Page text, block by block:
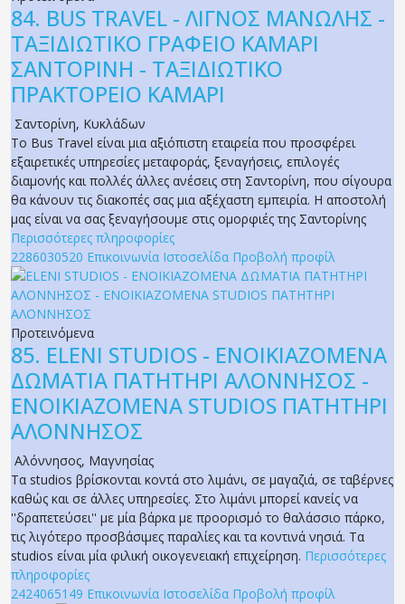
84. BUS TRAVEL - ΛΙΓΝΟΣ ΜΑΝΩΛΗΣ -
ΤΑΞΙΔΙΩΤΙΚΟ ΓΡΑΦΕΙΟ ΚΑΜΑΡΙ
ΣΑΝΤΟΡΙΝΗ - ΤΑΞΙΔΙΩΤΙΚΟ
ΠΡΑΚΤΟΡΕΙΟ ΚΑΜΑΡΙ
Σαντορίνη, Κυκλάδων
Το Bus Travel είναι μια αξιόπιστη εταιρεία που προσφέρει
εξαιρετικές υπηρεσίες μεταφοράς, ξεναγήσεις, επιλογές
διαμονής και πολλές άλλες ανέσεις στη Σαντορίνη, που σίγουρα
θα κάνουν τις διακοπές σας μια αξέχαστη εμπειρία. Η αποστολή
μας είναι να σας ξεναγήσουμε στις ομορφιές της Σαντορίνης
Περισσότερες πληροφορίες
2286030520 Επικοινωνία Ιστοσελίδα Προβολή προφίλ
Προτεινόμενα
85. ELENI STUDIOS - ΕΝΟΙΚΙΑΖΟΜΕΝΑ
ΔΩΜΑΤΙΑ ΠΑΤΗΤΗΡΙ ΑΛΟΝΝΗΣΟΣ -
ΕΝΟΙΚΙΑΖΟΜΕΝΑ STUDIOS ΠΑΤΗΤΗΡΙ
ΑΛΟΝΝΗΣΟΣ
Αλόννησος, Μαγνησίας
Τα studios βρίσκονται κοντά στο λιμάνι, σε μαγαζιά, σε ταβέρνες
καθώς και σε άλλες υπηρεσίες. Στο λιμάνι μπορεί κανείς να
''δραπετεύσει'' με μία βάρκα με προορισμό το θαλάσσιο πάρκο,
τις λιγότερο προσβάσιμες παραλίες και τα κοντινά νησιά. Τα
studios είναι μία φιλική οικογενειακή επιχείρηση. Περισσότερες
πληροφορίες
2424065149 Επικοινωνία Ιστοσελίδα Προβολή προφίλ